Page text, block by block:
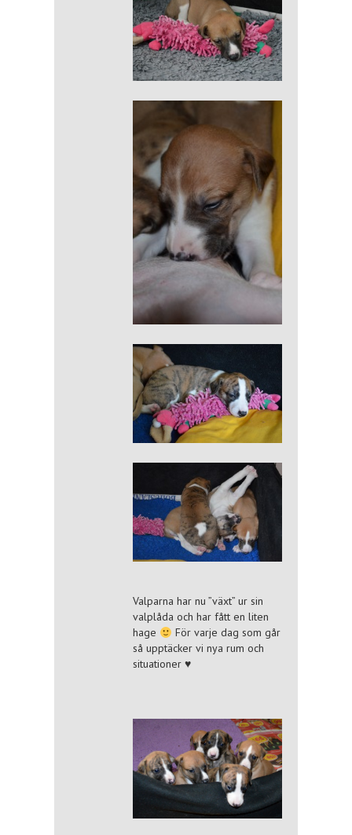
Valparna har nu ”växt” ur sin
valplåda och har fått en liten
hage
För varje dag som går
så upptäcker vi nya rum och
situationer ♥